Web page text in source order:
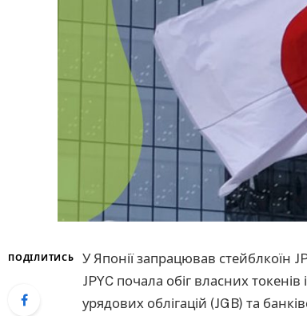
ПОДІЛИТИСЬ
У Японії запрацював стейблкоїн
JPYC почала обіг власних
урядових облігацій (JGB) та